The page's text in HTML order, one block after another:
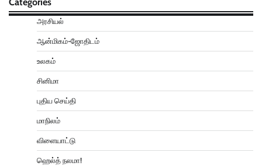
அரசியல்
ஆன்மிகம்-ஜோதிடம்
உலகம்
சினிமா
புதிய செய்தி
மாநிலம்
விளையாட்டு
ஹெல்த் நலமா!